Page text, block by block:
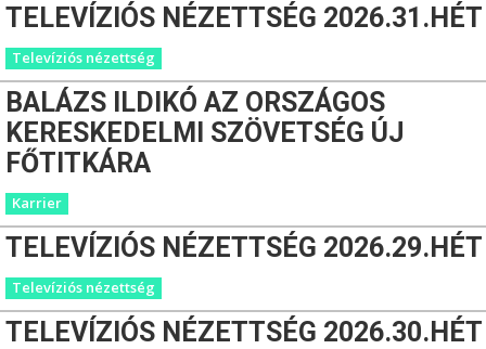
TELEVÍZIÓS NÉZETTSÉG 2026.31.HÉT
Televíziós nézettség
BALÁZS ILDIKÓ AZ ORSZÁGOS
KERESKEDELMI SZÖVETSÉG ÚJ
FŐTITKÁRA
Karrier
TELEVÍZIÓS NÉZETTSÉG 2026.29.HÉT
Televíziós nézettség
TELEVÍZIÓS NÉZETTSÉG 2026.30.HÉT